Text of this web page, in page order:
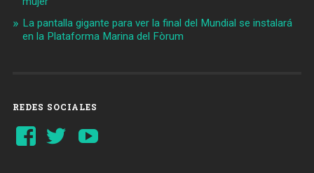
La pantalla gigante para ver la final del Mundial se instalará
en la Plataforma Marina del Fòrum
REDES SOCIALES
Ver
perfil
Ver
perfil